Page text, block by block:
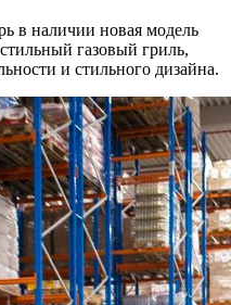
в наличии новая модель
газовый гриль,
и стильного дизайна.